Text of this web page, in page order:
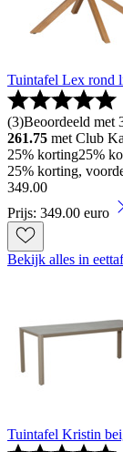
Tuintafel Lex rond
(3)Beoordeeld met
261.75 met Club
25% korting25%
25% korting,
349.00
Prijs: 349.00 euro
Bekijk alles in
Tuintafel Kristin